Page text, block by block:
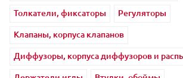
Толкатели, фиксаторы
Регуляторы
Клапаны, корпуса клапанов
Диффузоры, корпуса диффузоров и